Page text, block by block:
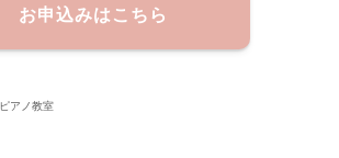
お申込みはこちら
アノ教室